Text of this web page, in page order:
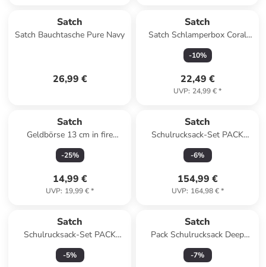
Satch
Satch Bauchtasche Pure Navy
26,99 €
Satch
Satch Schlamperbox Coral
Reef
-10%
22,49 €
UVP: 24,99 €*
Satch
Geldbörse 13 cm in fire
phantom
-25%
14,99 €
UVP: 19,99 €*
Satch
Schulrucksack-Set PACK
"Mystic Nights" 2-teilig in
Schwarz/Rosa
-6%
154,99 €
UVP: 164,98 €*
Satch
Schulrucksack-Set PACK
Nordic Ice Blue 2-teilig in Blau
-5%
Satch
Pack Schulrucksack Deep
Petrol 2025 in petrol
-7%